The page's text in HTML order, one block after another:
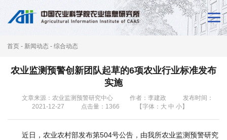
闻
首页 - 新闻动态 - 综合动态
农业监测预警创新团队起草的6项农业行业标准发布
实施
文章来源：农业监测预警研究中心 作者：李建政
发布时间：
2021-12-27
点击量： 1366 【字体： 大 中 小】
近日，农业农村部发布第504号公告，由我所农业监测预警研究